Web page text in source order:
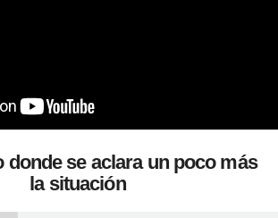
donde se aclara un poco más
la situación